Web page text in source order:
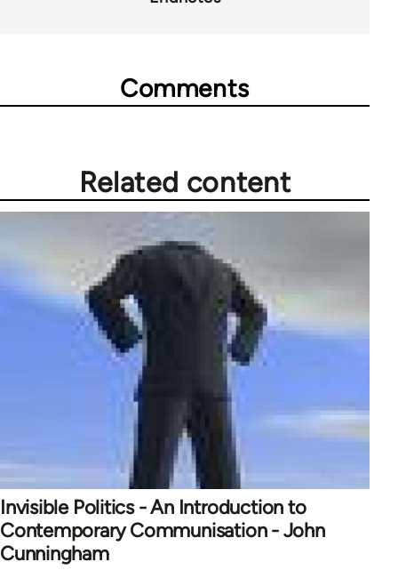
Comments
Related content
Invisible Politics - An Introduction to
Contemporary Communisation - John
Cunningham